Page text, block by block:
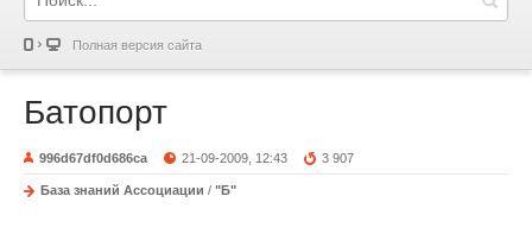
Полная версия сайта
Батопорт
996d67df0d686ca 21-09-2009, 12:43 3 907
База знаний Ассоциации / "Б"